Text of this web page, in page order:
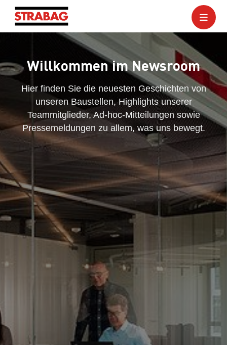
Willkommen im Newsroom
Hier finden Sie die neuesten Geschichten von
unseren Baustellen, Highlights unserer
Teammitglieder, Ad-hoc-Mitteilungen sowie
Pressemeldungen zu allem, was uns bewegt.